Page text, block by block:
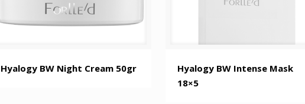
Hyalogy BW Night Cream 50gr
Hyalogy BW Intense Mask
18×5